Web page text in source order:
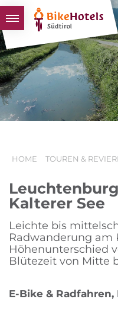
BIKEHOTELS
HOTELS &
TOUREN &
SÜDTIROL &
HOME TOUREN &
Kalterer See
Leichte bis
Radwanderung am
Höhenunterschied
Blütezeit von Mitte
E-Bike & Radfahren,